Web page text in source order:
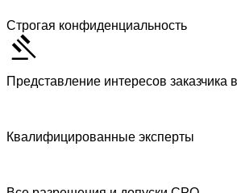
Строгая конфиденциальность
Представление интересов заказчика
Квалифицированные эксперты